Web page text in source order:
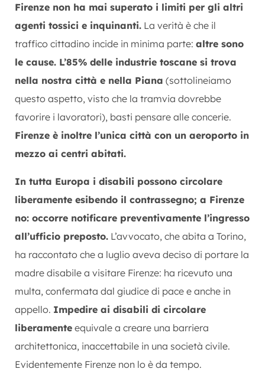
Firenze non ha mai superato i limiti per gli altri
agenti tossici e inquinanti. La verità è che il
traffico cittadino incide in minima parte: altre sono
le cause. L’85% delle industrie toscane si trova
nella nostra città e nella Piana (sottolineiamo
questo aspetto, visto che la tramvia dovrebbe
favorire i lavoratori), basti pensare alle concerie.
Firenze è inoltre l’unica città con un aeroporto in
mezzo ai centri abitati.
In tutta Europa i disabili possono circolare
liberamente esibendo il contrassegno; a Firenze
no: occorre notificare preventivamente l’ingresso
all’ufficio preposto. L’avvocato, che abita a Torino,
ha raccontato che a luglio aveva deciso di portare la
madre disabile a visitare Firenze: ha ricevuto una
multa, confermata dal giudice di pace e anche in
appello. Impedire ai disabili di circolare
liberamente equivale a creare una barriera
architettonica, inaccettabile in una società civile.
Evidentemente Firenze non lo è da tempo.